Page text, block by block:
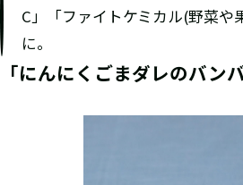
C」「ファイトケミカル(野菜
に。
「にんにくごまダレのバン